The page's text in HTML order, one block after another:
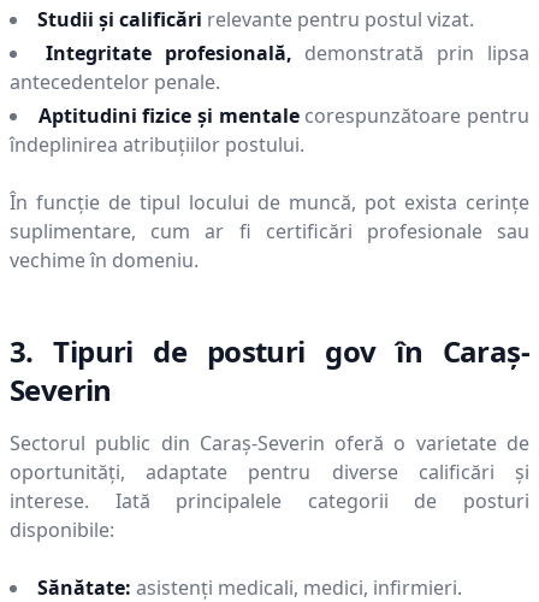
Studii și calificări relevante pentru postul vizat.
Integritate profesională, demonstrată prin lipsa
antecedentelor penale.
Aptitudini fizice și mentale corespunzătoare pentru
îndeplinirea atribuțiilor postului.
În funcție de tipul locului de muncă, pot exista cerințe
suplimentare, cum ar fi certificări profesionale sau
vechime în domeniu.
3. Tipuri de posturi gov în Caraş-
Severin
Sectorul public din Caraş-Severin oferă o varietate de
oportunități, adaptate pentru diverse calificări și
interese. Iată principalele categorii de posturi
disponibile:
Sănătate: asistenți medicali, medici, infirmieri.